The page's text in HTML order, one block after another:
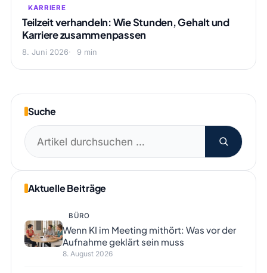
KARRIERE
Teilzeit verhandeln: Wie Stunden, Gehalt und
Karriere zusammenpassen
8. Juni 2026 9 min
Suche
Suchen
nach:
Aktuelle Beiträge
BÜRO
Wenn KI im Meeting mithört: Was vor der
Aufnahme geklärt sein muss
8. August 2026